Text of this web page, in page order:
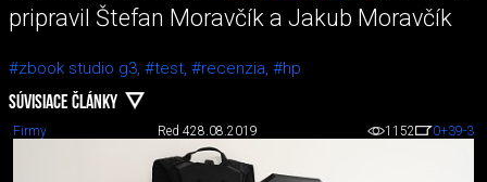
pripravil Štefan Moravčík a Jakub Moravčík
#zbook studio g3, #test, #recenzia, #hp
SÚVISIACE ČLÁNKY
Firmy Red 428.08.2019 1152 0+39-3